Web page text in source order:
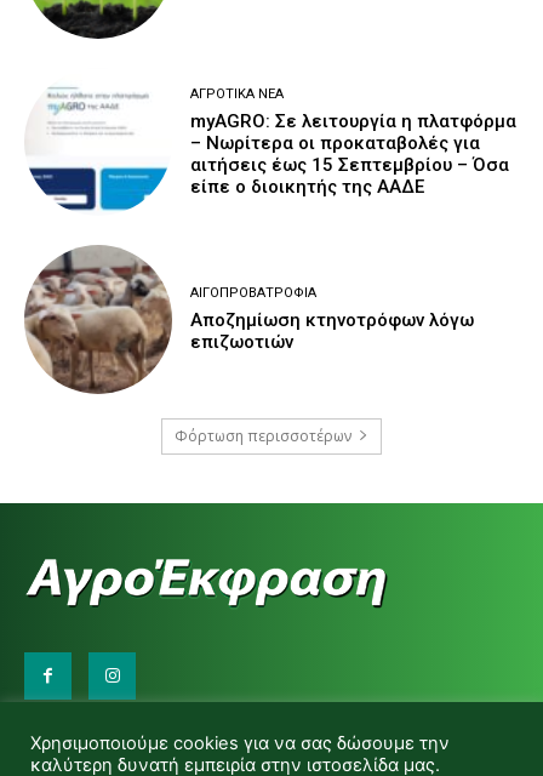
ΑΓΡΟΤΙΚΆ ΝΈΑ
myAGRO: Σε λειτουργία η πλατφόρμα
– Νωρίτερα οι προκαταβολές για
αιτήσεις έως 15 Σεπτεμβρίου – Όσα
είπε ο διοικητής της ΑΑΔΕ
ΑΙΓΟΠΡΟΒΑΤΡΟΦΊΑ
Αποζημίωση κτηνοτρόφων λόγω
επιζωοτιών
Φόρτωση περισσοτέρων
d.makas@yahoo.gr
info@agrofitro.gr
Χρησιμοποιούμε cookies για να σας δώσουμε την
καλύτερη δυνατή εμπειρία στην ιστοσελίδα μας.